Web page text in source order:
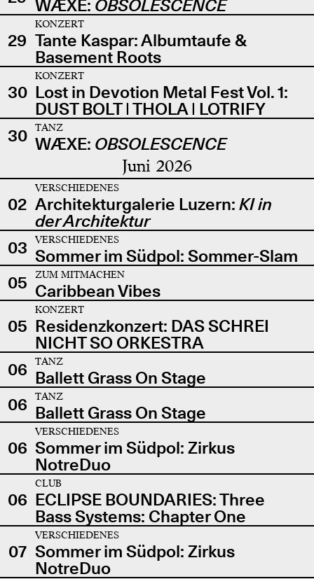
WÆXE: OBSOLESCENCE
29
KONZERT
Tante Kaspar: Albumtaufe &
Basement Roots
30
KONZERT
Lost in Devotion Metal Fest Vol. 1:
DUST BOLT | THOLA | LOTRIFY
30
TANZ
WÆXE: OBSOLESCENCE
Juni 2026
02
VERSCHIEDENES
Architekturgalerie Luzern: KI in
der Architektur
03
VERSCHIEDENES
Sommer im Südpol: Sommer-Slam
05
ZUM MITMACHEN
Caribbean Vibes
05
KONZERT
Residenzkonzert: DAS SCHREI
NICHT SO ORKESTRA
06
TANZ
Ballett Grass On Stage
06
TANZ
Ballett Grass On Stage
06
VERSCHIEDENES
Sommer im Südpol: Zirkus
NotreDuo
06
CLUB
ECLIPSE BOUNDARIES: Three
Bass Systems: Chapter One
07
VERSCHIEDENES
Sommer im Südpol: Zirkus
NotreDuo